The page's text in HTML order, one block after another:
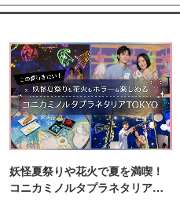
妖怪夏祭りや花火で夏を満喫！
コニカミノルタプラネタリア